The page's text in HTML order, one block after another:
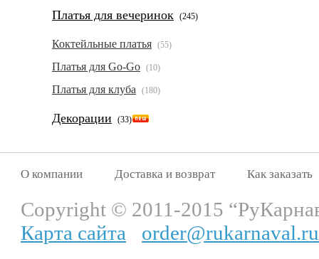
Платья для вечеринок (245)
Коктейльные платья (55)
Платья для Go-Go (10)
Платья для клуба (180)
Декорации (33)
О компании Доставка и возврат Как заказать
Copyright © 2011-2015
Карта сайта
order@rukarnaval.ru